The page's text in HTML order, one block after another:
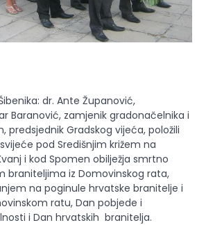
dr. Ante Županović,
Baranović, zamjenik gradonačelnika i
predsjednik Gradskog vijeća, položili
pod Središnjim križem na
i kod Spomen obilježja smrtno
braniteljima iz Domovinskog rata,
na poginule hrvatske branitelje i
ratu, Dan pobjede i
i Dan hrvatskih branitelja.